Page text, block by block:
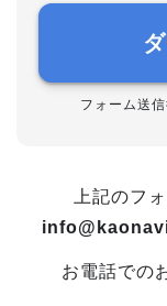
フォーム送
上記のフ
お電話での